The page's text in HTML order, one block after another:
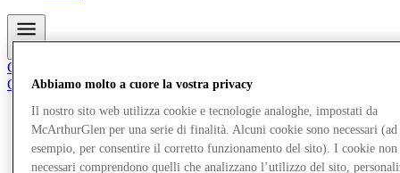
Club
Oggetti salvati
Offerte
Negozi
Pianifica la tua visita
Abbiamo molto a cuore la vostra privacy
Il nostro sito web utilizza cookie e tecnologie analoghe, impostati da
McArthurGlen per una serie di finalità. Alcuni cookie sono necessari (ad
esempio, per consentire il corretto funzionamento del sito). I cookie non
necessari comprendono quelli che analizzano l’utilizzo del sito,